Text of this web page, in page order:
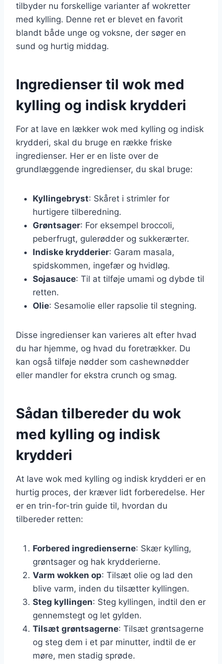
tilbyder nu forskellige varianter af wokretter
med kylling. Denne ret er blevet en favorit
blandt både unge og voksne, der søger en
sund og hurtig middag.
Ingredienser til wok med
kylling og indisk krydderi
For at lave en lækker wok med kylling og indisk
krydderi, skal du bruge en række friske
ingredienser. Her er en liste over de
grundlæggende ingredienser, du skal bruge:
Kyllingebryst: Skåret i strimler for
hurtigere tilberedning.
Grøntsager: For eksempel broccoli,
peberfrugt, gulerødder og sukkerærter.
Indiske krydderier: Garam masala,
spidskommen, ingefær og hvidløg.
Sojasauce: Til at tilføje umami og dybde til
retten.
Olie: Sesamolie eller rapsolie til stegning.
Disse ingredienser kan varieres alt efter hvad
du har hjemme, og hvad du foretrækker. Du
kan også tilføje nødder som cashewnødder
eller mandler for ekstra crunch og smag.
Sådan tilbereder du wok
med kylling og indisk
krydderi
At lave wok med kylling og indisk krydderi er en
hurtig proces, der kræver lidt forberedelse. Her
er en trin-for-trin guide til, hvordan du
tilbereder retten:
Forbered ingredienserne: Skær kylling,
grøntsager og hak krydderierne.
Varm wokken op: Tilsæt olie og lad den
blive varm, inden du tilsætter kyllingen.
Steg kyllingen: Steg kyllingen, indtil den er
gennemstegt og let gylden.
Tilsæt grøntsagerne: Tilsæt grøntsagerne
og steg dem i et par minutter, indtil de er
møre, men stadig sprøde.